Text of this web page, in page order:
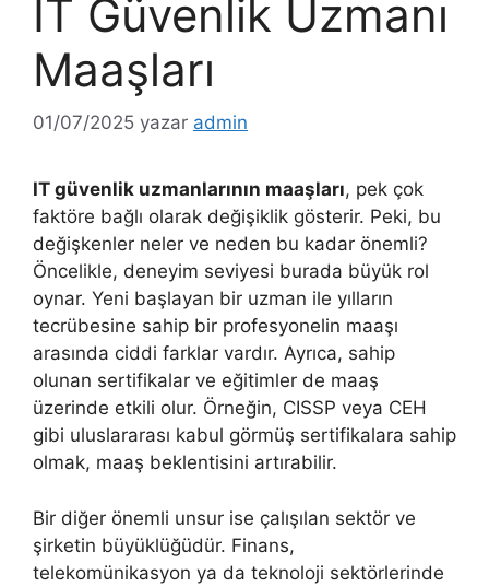
IT Güvenlik Uzmanı
Maaşları
01/07/2025 yazar admin
IT güvenlik uzmanlarının maaşları, pek çok
faktöre bağlı olarak değişiklik gösterir. Peki, bu
değişkenler neler ve neden bu kadar önemli?
Öncelikle, deneyim seviyesi burada büyük rol
oynar. Yeni başlayan bir uzman ile yılların
tecrübesine sahip bir profesyonelin maaşı
arasında ciddi farklar vardır. Ayrıca, sahip
olunan sertifikalar ve eğitimler de maaş
üzerinde etkili olur. Örneğin, CISSP veya CEH
gibi uluslararası kabul görmüş sertifikalara sahip
olmak, maaş beklentisini artırabilir.
Bir diğer önemli unsur ise çalışılan sektör ve
şirketin büyüklüğüdür. Finans,
telekomünikasyon ya da teknoloji sektörlerinde